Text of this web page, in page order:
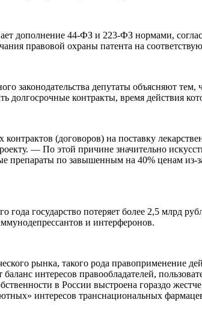
дополнение 44-ФЗ и 223-ФЗ нормами,
правовой охраны патента на
законодательства депутаты объясняют
долгосрочные контракты, время действия
(договоров) на поставку
— По этой причине значительно
препараты по завышенным на 40% ценам
года государство потеряет более 2,5 млрд
и интерферонов.
рынка, такого рода правоприменение
интересов правообладателей,
в России выстроена гораздо
интересов транснациональных